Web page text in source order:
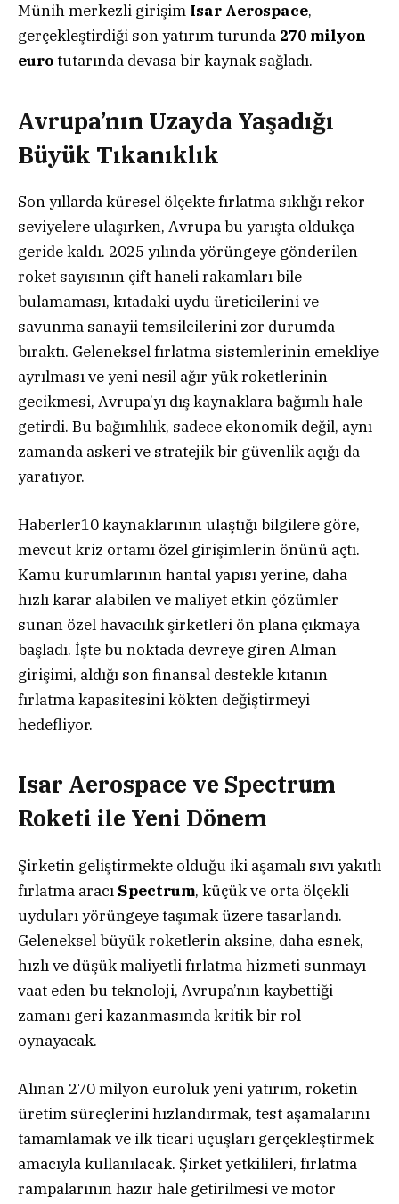
Münih merkezli girişim Isar Aerospace,
gerçekleştirdiği son yatırım turunda 270 milyon
eurotutarında devasa bir kaynak sağladı.
Avrupa’nın Uzayda Yaşadığı
Büyük Tıkanıklık
Son yıllarda küresel ölçekte fırlatma sıklığı rekor
seviyelere ulaşırken, Avrupa bu yarışta oldukça
geride kaldı. 2025 yılında yörüngeye gönderilen
roket sayısının çift haneli rakamları bile
bulamaması, kıtadaki uydu üreticilerini ve
savunma sanayii temsilcilerini zor durumda
bıraktı. Geleneksel fırlatma sistemlerinin emekliye
ayrılması ve yeni nesil ağır yük roketlerinin
gecikmesi, Avrupa’yı dış kaynaklara bağımlı hale
getirdi. Bu bağımlılık, sadece ekonomik değil, aynı
zamanda askeri ve stratejik bir güvenlik açığı da
yaratıyor.
Haberler10 kaynaklarının ulaştığı bilgilere göre,
mevcut kriz ortamı özel girişimlerin önünü açtı.
Kamu kurumlarının hantal yapısı yerine, daha
hızlı karar alabilen ve maliyet etkin çözümler
sunan özel havacılık şirketleri ön plana çıkmaya
başladı. İşte bu noktada devreye giren Alman
girişimi, aldığı son finansal destekle kıtanın
fırlatma kapasitesini kökten değiştirmeyi
hedefliyor.
Isar Aerospace ve Spectrum
Roketi ile Yeni Dönem
Şirketin geliştirmekte olduğu iki aşamalı sıvı yakıtlı
fırlatma aracı Spectrum, küçük ve orta ölçekli
uyduları yörüngeye taşımak üzere tasarlandı.
Geleneksel büyük roketlerin aksine, daha esnek,
hızlı ve düşük maliyetli fırlatma hizmeti sunmayı
vaat eden bu teknoloji, Avrupa’nın kaybettiği
zamanı geri kazanmasında kritik bir rol
oynayacak.
Alınan 270 milyon euroluk yeni yatırım, roketin
üretim süreçlerini hızlandırmak, test aşamalarını
tamamlamak ve ilk ticari uçuşları gerçekleştirmek
amacıyla kullanılacak. Şirket yetkilileri, fırlatma
rampalarının hazır hale getirilmesi ve motor